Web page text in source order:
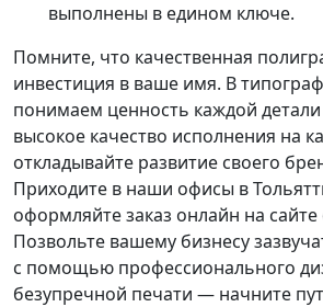
выполнены в едином ключе.
Помните, что качественная
инвестиция в ваше имя. В
понимаем ценность каждой
высокое качество исполнения на
откладывайте развитие своего
Приходите в наши офисы в
оформляйте заказ онлайн на
Позвольте вашему бизнесу
с помощью профессионального
безупречной печати — начните